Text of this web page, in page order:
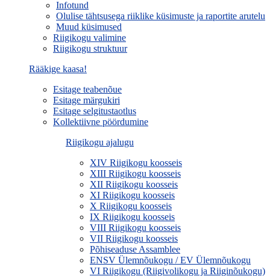
Infotund
Olulise tähtsusega riiklike küsimuste ja raportite arutelu
Muud küsimused
Riigikogu valimine
Riigikogu struktuur
Rääkige kaasa!
Esitage teabenõue
Esitage märgukiri
Esitage selgitustaotlus
Kollektiivne pöördumine
Riigikogu ajalugu
XIV Riigikogu koosseis
XIII Riigikogu koosseis
XII Riigikogu koosseis
XI Riigikogu koosseis
X Riigikogu koosseis
IX Riigikogu koosseis
VIII Riigikogu koosseis
VII Riigikogu koosseis
Põhiseaduse Assamblee
ENSV Ülemnõukogu / EV Ülemnõukogu
VI Riigikogu (Riigivolikogu ja Riiginõukogu)